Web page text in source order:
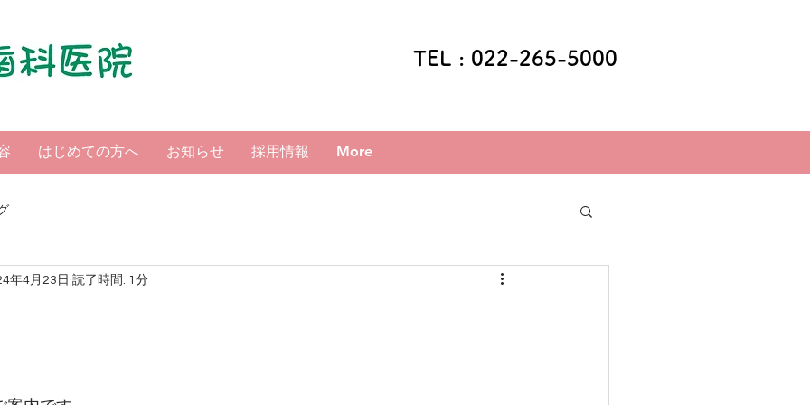
TEL : 022-265-5000
はじめての方へ お知らせ 採用情報 More
年4月23日 読了時間: 1分